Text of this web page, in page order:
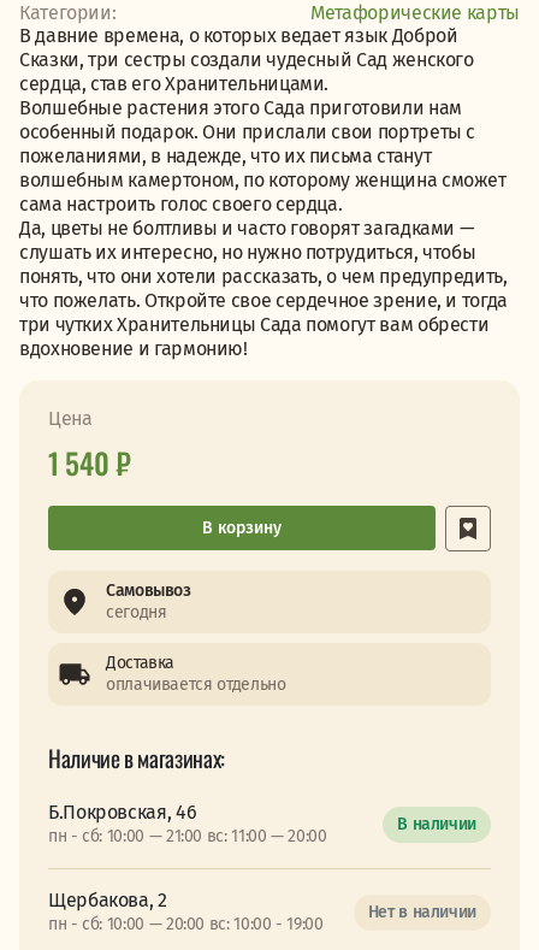
Категории:
Метафорические карты
В давние времена, о которых ведает язык Доброй
Сказки, три сестры создали чудесный Сад женского
сердца, став его Хранительницами.
Волшебные растения этого Сада приготовили нам
особенный подарок. Они прислали свои портреты с
пожеланиями, в надежде, что их письма станут
волшебным камертоном, по которому женщина сможет
сама настроить голос своего сердца.
Да, цветы не болтливы и часто говорят загадками —
слушать их интересно, но нужно потрудиться, чтобы
понять, что они хотели рассказать, о чем предупредить,
что пожелать. Откройте свое сердечное зрение, и тогда
три чутких Хранительницы Сада помогут вам обрести
вдохновение и гармонию!
Цена
1 540 ₽
В корзину
Самовывоз
сегодня
Доставка
оплачивается отдельно
Наличие в магазинах:
Б.Покровская, 46
пн - сб: 10:00 — 21:00 вс: 11:00 — 20:00
В наличии
Щербакова, 2
пн - сб: 10:00 — 20:00 вс: 10:00 - 19:00
Нет в наличии